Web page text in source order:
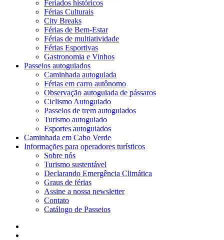
Feriados históricos
Férias Culturais
City Breaks
Férias de Bem-Estar
Férias de multiatividade
Férias Esportivas
Gastronomia e Vinhos
Passeios autoguiados
Caminhada autoguiada
Férias em carro autônomo
Observação autoguiada de pássaros
Ciclismo Autoguiado
Passeios de trem autoguiados
Turismo autoguiado
Esportes autoguiados
Caminhada em Cabo Verde
Informações para operadores turísticos
Sobre nós
Turismo sustentável
Declarando Emergência Climática
Graus de férias
Assine a nossa newsletter
Contato
Catálogo de Passeios